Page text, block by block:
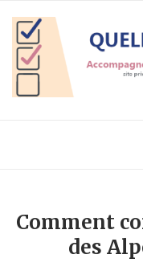
content
Home
Comment
des